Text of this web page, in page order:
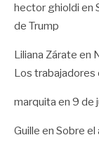
hector ghioldi en
de Trump
Liliana Zárate en
Los trabajadores
marquita en 9 de
Guille en Sobre el